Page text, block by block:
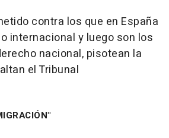
contra los que en España
internacional y luego son los
nacional, pisotean la
el Tribunal